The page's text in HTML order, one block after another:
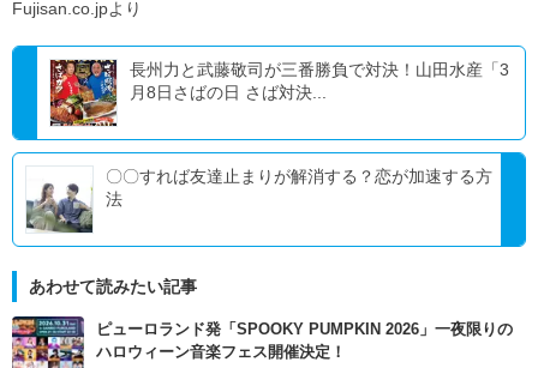
Fujisan.co.jpより
長州力と武藤敬司が三番勝負で対決！山田水産「3
月8日さばの日 さば対決...
〇〇すれば友達止まりが解消する？恋が加速する方
法
あわせて読みたい記事
ピューロランド発「SPOOKY PUMPKIN 2026」一夜限りの
ハロウィーン音楽フェス開催決定！